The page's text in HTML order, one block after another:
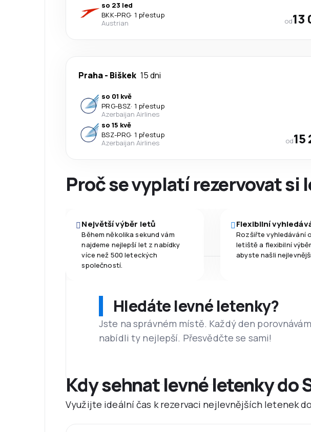
so 23 led
BKK-PRG· 1 přestup
Austrian
od13
Praha- Biškek 15 dni
so 01 kvě
PRG-BSZ· 1 přestup
Azerbaijan Airlines
so 15 kvě
BSZ-PRG· 1 přestup
Azerbaijan Airlines
od15
Proč se vyplatí rezervovat si
Největší výběr letů
Během několika sekund vám
najdeme nejlepší let z nabídky
více než 500 leteckých
společností.
Flexibilní
Rozšiřte vyhledávání
letiště a flexibilní
abyste našli
Hledáte levné letenky?
Jste na správném místě. Každý den
nabídli ty nejlepší. Přesvědčte se sami!
Kdy sehnat levné letenky do
Využijte ideální čas k rezervaci nejlevnějších letenek